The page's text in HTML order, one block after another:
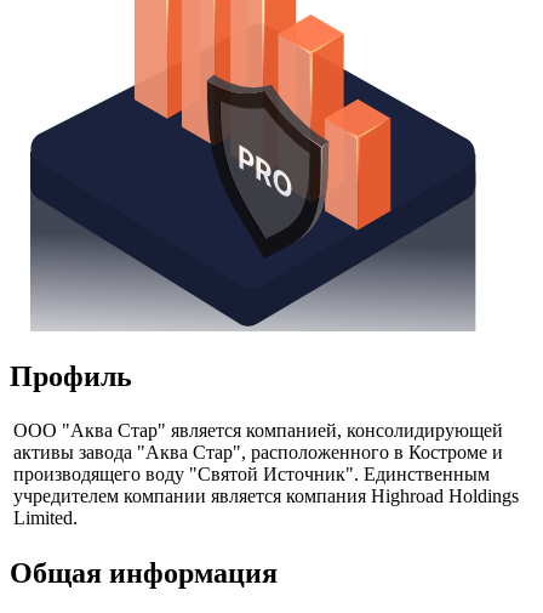
Профиль
ООО "Аква Стар" является компанией, консолидирующей
активы завода "Аква Стар", расположенного в Костроме и
производящего воду "Святой Источник". Единственным
учредителем компании является компания Highroad Holdings
Limited.
Общая информация